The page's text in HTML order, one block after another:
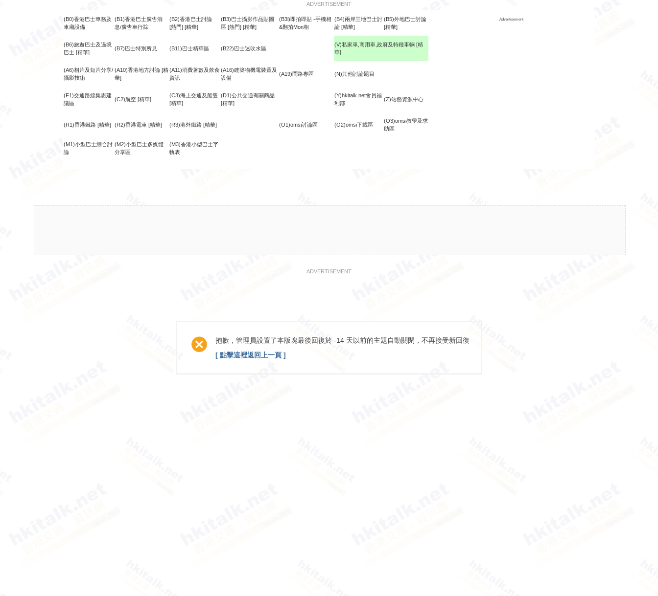
ADVERTISEMENT
(B0)香港巴士車務及
車廂設備
(B1)香港巴士廣告消
息/廣告車行踪
(B2)香港巴士討論
[熱門] [精華]
(B3)巴士攝影作品貼圖
區 [熱門] [精華]
(B3i)即拍即貼 -手機相
&翻拍Mon相
(B4)兩岸三地巴士討
論 [精華]
(B5)外地巴士討論
[精華]
Advertisement
(B6)旅遊巴士及過境
巴士 [精華]
(B7)巴士特別所見 (B11)巴士精華區 (B22)巴士迷吹水區
(V)私家車,商用車,政府及特種車輛 [精
華]
(A6)相片及短片分享/
攝影技術
(A10)香港地方討論 [精
華]
(A11)消費著數及飲食
資訊
(A16)建築物機電裝置及
設備
(A19)問路專區 (N)其他討論題目
(F1)交通路線集思建
議區
(C2)航空 [精華]
(C3)海上交通及船隻
[精華]
(D1)公共交通有關商品
[精華]
(Y)hkitalk.net會員福
利部
(Z)站務資源中心
(R1)香港鐵路 [精華] (R2)香港電車 [精華] (R3)港外鐵路 [精華] (O1)omsi討論區 (O2)omsi下載區
(O3)omsi教學及求
助區
(M1)小型巴士綜合討
論
(M2)小型巴士多媒體
分享區
(M3)香港小型巴士字
軌表
ADVERTISEMENT
抱歉，管理員設置了本版塊最後回復於 -14 天以前的主題自動關閉，不再接受新回復
[ 點擊這裡返回上一頁 ]